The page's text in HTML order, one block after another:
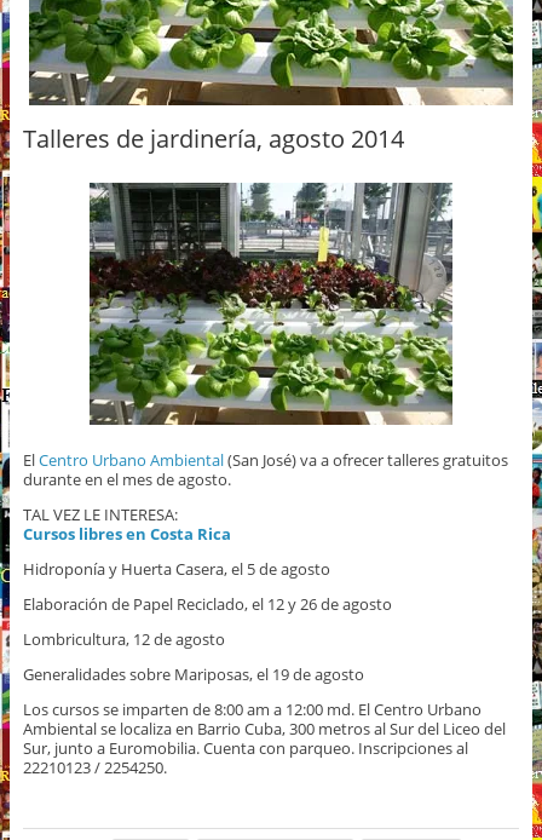
Talleres de jardinería, agosto 2014
ElCentro Urbano Ambiental(San José) va a ofrecer talleres gratuitos
durante en el mes de agosto.
TAL VEZ LE INTERESA:
Cursos libres en Costa Rica
Hidroponía y Huerta Casera, el 5 de agosto
Elaboración de Papel Reciclado, el 12 y 26 de agosto
Lombricultura, 12 de agosto
Generalidades sobre Mariposas, el 19 de agosto
Los cursos se imparten de 8:00 am a 12:00 md. El Centro Urbano
Ambiental se localiza en Barrio Cuba, 300 metros al Sur del Liceo del
Sur, junto a Euromobilia. Cuenta con parqueo. Inscripciones al
22210123 / 2254250.